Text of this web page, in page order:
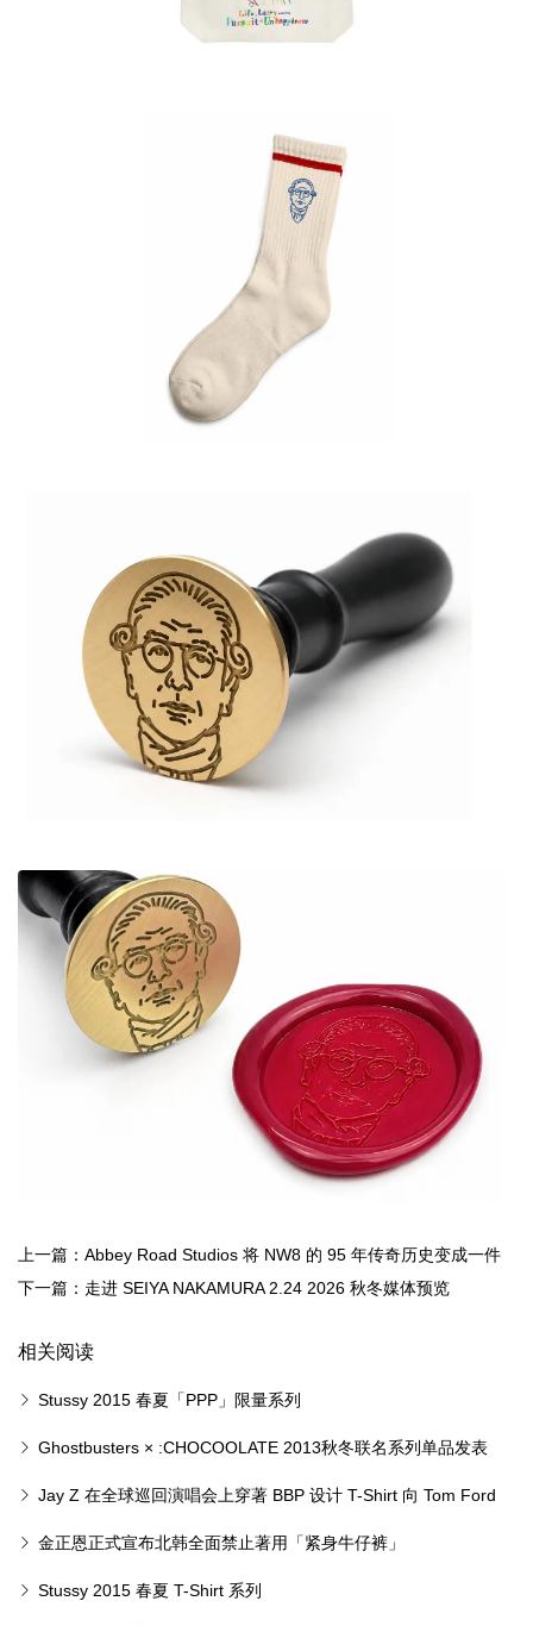
上一篇：Abbey Road Studios 将 NW8 的 95 年传奇历史变成一件
足球球衣
下一篇：走进 SEIYA NAKAMURA 2.24 2026 秋冬媒体预览
相关阅读
Stussy 2015 春夏「PPP」限量系列
Ghostbusters × :CHOCOOLATE 2013秋冬联名系列单品发表
Jay Z 在全球巡回演唱会上穿著 BBP 设计 T-Shirt 向 Tom Ford
致敬金正恩正式宣布北韩全面禁止著用「紧身牛仔裤」
Stussy 2015 春夏 T-Shirt 系列